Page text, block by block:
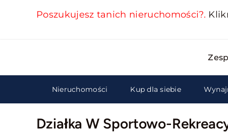
Poszukujesz tanich nieruchomości?.
Nieruchomości Kup dla siebie
Działka W Sportowo-